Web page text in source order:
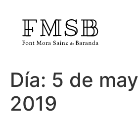
Inicio
Font Mora Sainz de Baranda
Día: 5 de
2019